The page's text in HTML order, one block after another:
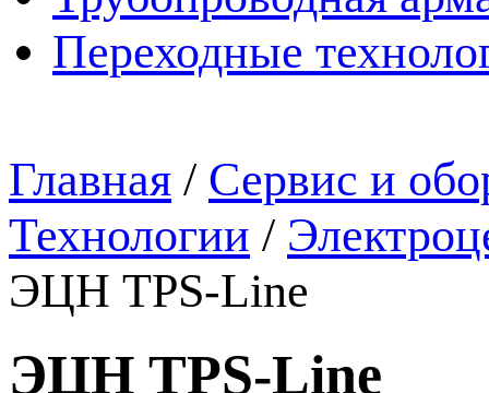
Переходные
Главная / Сервис и
Технологии /
ЭЦН TPS-Line
ЭЦН TPS-Line